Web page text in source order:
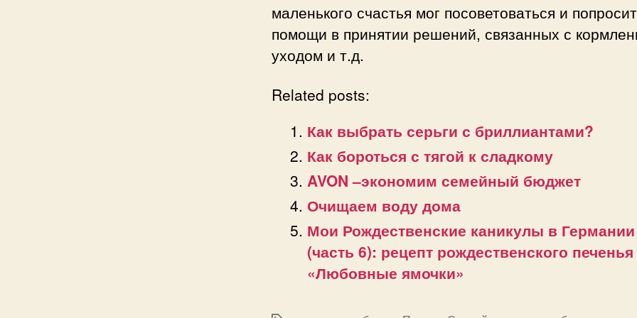
маленького счастья мог посоветоваться и
помощи в принятии решений, связанных с
уходом и т.д.
Related posts:
Как выбрать серьги с бриллиантами?
Как бороться с тягой к сладкому
AVON –экономим семейный бюджет
Очищаем воду дома
Мои Рождественские каникулы в Германии
(часть 6): рецепт рождественского печенья
«Любовные ямочки»